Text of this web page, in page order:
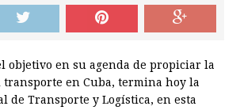
objetivo en su agenda de propiciar la
en Cuba, termina hoy la
de Transporte y Logística, en esta